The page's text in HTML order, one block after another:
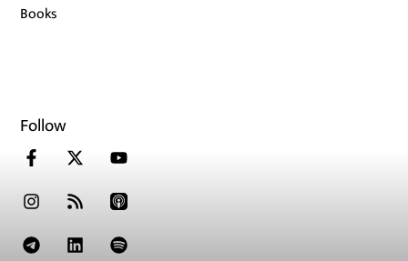
Books
Follow